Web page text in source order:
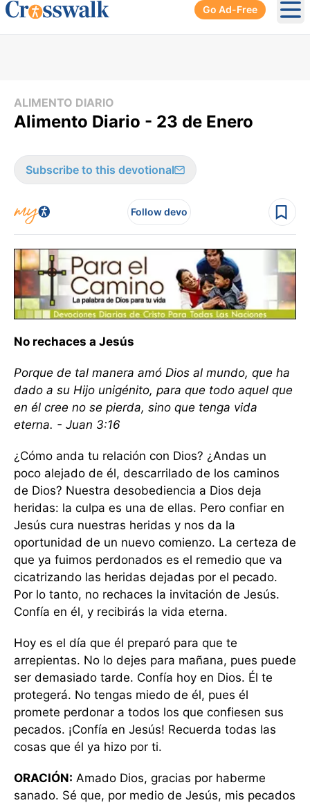
Go Ad-Free
ALIMENTO DIARIO
Alimento Diario - 23 de Enero
Subscribe to this devotional
Follow devo
No rechaces a Jesús
Porque de tal manera amó Dios al mundo, que ha
dado a su Hijo unigénito, para que todo aquel que
en él cree no se pierda, sino que tenga vida
eterna. - Juan 3:16
¿Cómo anda tu relación con Dios? ¿Andas un
poco alejado de él, descarrilado de los caminos
de Dios? Nuestra desobediencia a Dios deja
heridas: la culpa es una de ellas. Pero confiar en
Jesús cura nuestras heridas y nos da la
oportunidad de un nuevo comienzo. La certeza de
que ya fuimos perdonados es el remedio que va
cicatrizando las heridas dejadas por el pecado.
Por lo tanto, no rechaces la invitación de Jesús.
Confía en él, y recibirás la vida eterna.
Hoy es el día que él preparó para que te
arrepientas. No lo dejes para mañana, pues puede
ser demasiado tarde. Confía hoy en Dios. Él te
protegerá. No tengas miedo de él, pues él
promete perdonar a todos los que confiesen sus
pecados. ¡Confía en Jesús! Recuerda todas las
cosas que él ya hizo por ti.
ORACIÓN: Amado Dios, gracias por haberme
sanado. Sé que, por medio de Jesús, mis pecados